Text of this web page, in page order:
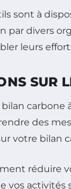
sont à
par divers
leurs
SUR
bilan carbone
des
votre bilan